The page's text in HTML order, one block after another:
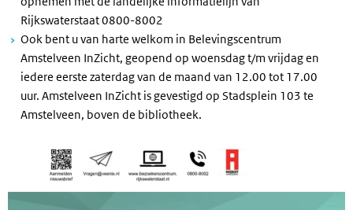
Rijkswaterstaat 0800-8002
Ook bent u van harte welkom in Belevingscentrum
Amstelveen InZicht, geopend op woensdag t/m vrijdag en
iedere eerste zaterdag van de maand van 12.00 tot 17.00
uur. Amstelveen InZicht is gevestigd op Stadsplein 103 te
Amstelveen, boven de bibliotheek.